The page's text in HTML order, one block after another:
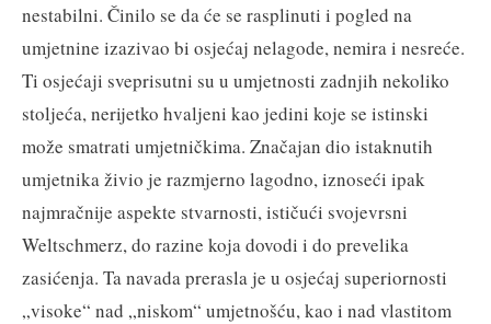
nestabilni. Činilo se da će se rasplinuti i pogled na
umjetnine izazivao bi osjećaj nelagode, nemira i nesreće.
Ti osjećaji sveprisutni su u umjetnosti zadnjih nekoliko
stoljeća, nerijetko hvaljeni kao jedini koje se istinski
može smatrati umjetničkima. Značajan dio istaknutih
umjetnika živio je razmjerno lagodno, iznoseći ipak
najmračnije aspekte stvarnosti, ističući svojevrsni
Weltschmerz, do razine koja dovodi i do prevelika
zasićenja. Ta navada prerasla je u osjećaj superiornosti
„visoke“ nad „niskom“ umjetnošću, kao i nad vlastitom